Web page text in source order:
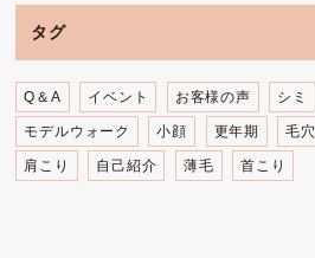
タグ
Q＆A イベント お客様の声 シミ
モデルウォーク 小顔 更年期 毛穴
肩こり 自己紹介 薄毛 首こり